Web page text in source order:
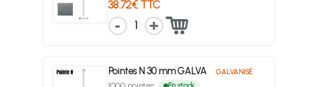
38.72€ TTC
1
Pointes N 30 mm GALVA GALVANISÉ